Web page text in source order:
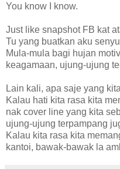
You know I know.
Just like snapshot FB kat
Tu yang buatkan aku
Mula-mula bagi hujan
keagamaan, ujung-ujung
Lain kali, apa saje yang
Kalau hati kita rasa kita
nak cover line yang kita
ujung-ujung terpampang
Kalau kita rasa kita
kantoi, bawak-bawak la